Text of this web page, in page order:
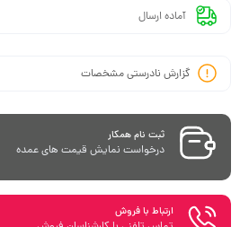
آماده ارسال
گزارش نادرستی مشخصات
ثبت نام همکار
درخواست نمایش قیمت های عمده
ارتباط با فروش